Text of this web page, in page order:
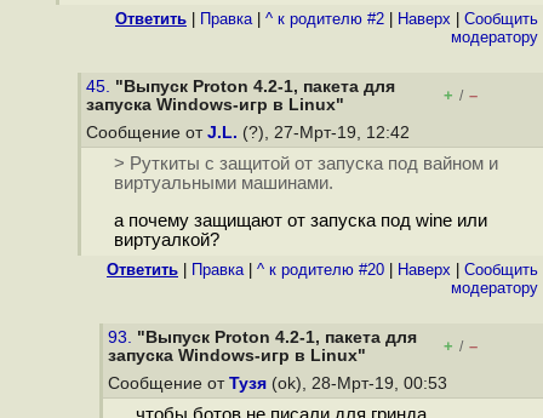
Ответить Правка| ^ к родителю #2 Наверх
Cообщить
модератору
45. "Выпуск Proton 4.2-1, пакета для
запуска Windows-игр в Linux"
+ / –
Сообщение от J.L. (?), 27-Мрт-19, 12:42
> Руткиты с защитой от запуска под вайном и
виртуальными машинами.
а почему защищают от запуска под wine или
виртуалкой?
Ответить Правка| ^ к родителю #20 Наверх
Cообщить
модератору
93. "Выпуск Proton 4.2-1, пакета для
запуска Windows-игр в Linux"
+ / –
Сообщение от Тузя (ok), 28-Мрт-19, 00:53